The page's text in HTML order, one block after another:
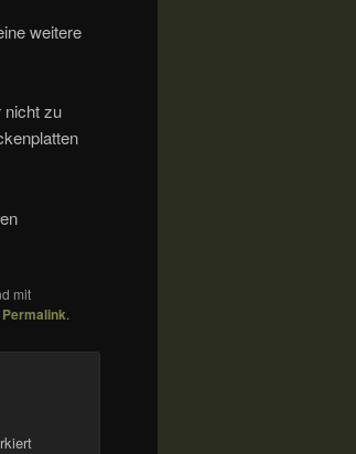
weitere
nicht zu
mit
Permalink.